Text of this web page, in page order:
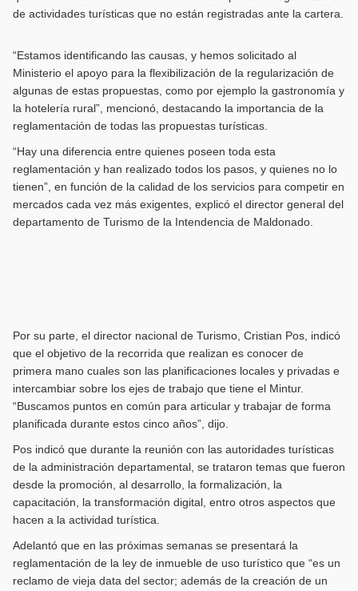
de actividades turísticas que no están registradas ante la cartera.
“Estamos identificando las causas, y hemos solicitado al
Ministerio el apoyo para la flexibilización de la regularización de
algunas de estas propuestas, como por ejemplo la gastronomía y
la hotelería rural”, mencionó, destacando la importancia de la
reglamentación de todas las propuestas turísticas.
“Hay una diferencia entre quienes poseen toda esta
reglamentación y han realizado todos los pasos, y quienes no lo
tienen”, en función de la calidad de los servicios para competir en
mercados cada vez más exigentes, explicó el director general del
departamento de Turismo de la Intendencia de Maldonado.
Por su parte, el director nacional de Turismo, Cristian Pos, indicó
que el objetivo de la recorrida que realizan es conocer de
primera mano cuales son las planificaciones locales y privadas e
intercambiar sobre los ejes de trabajo que tiene el Mintur.
“Buscamos puntos en común para articular y trabajar de forma
planificada durante estos cinco años”, dijo.
Pos indicó que durante la reunión con las autoridades turísticas
de la administración departamental, se trataron temas que fueron
desde la promoción, al desarrollo, la formalización, la
capacitación, la transformación digital, entro otros aspectos que
hacen a la actividad turística.
Adelantó que en las próximas semanas se presentará la
reglamentación de la ley de inmueble de uso turístico que “es un
reclamo de vieja data del sector; además de la creación de un